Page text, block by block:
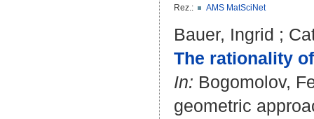
Rez.: AMS MatSciNet
Bauer, Ingrid ;
The rationality
In: Bogomolov,
geometric